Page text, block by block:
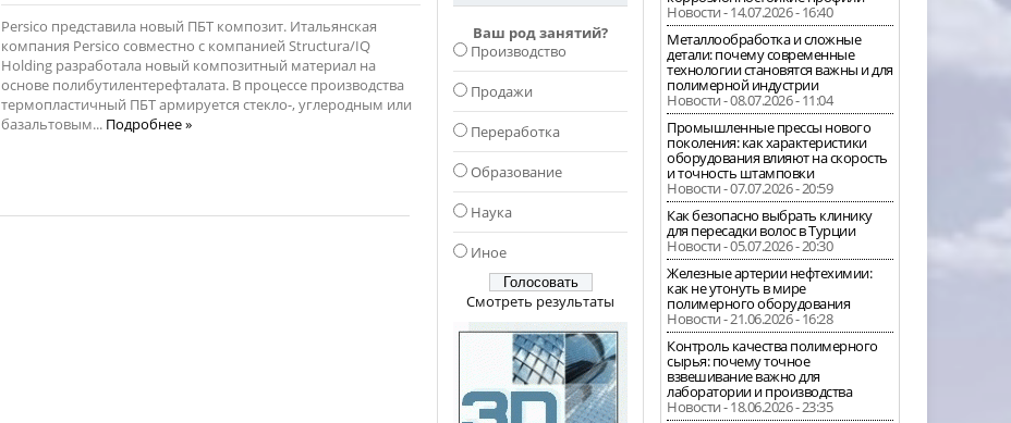
Persico представила новый ПБТ композит. Итальянская
компания Persico совместно с компанией Structura/IQ
Holding разработала новый композитный материал на
основе полибутилентерефталата. В процессе производства
термопластичный ПБТ армируется стекло-, углеродным или
базальтовым... Подробнее »
Ваш род занятий?
Производство
Продажи
Переработка
Образование
Наука
Иное
Смотреть результаты
Новости - 14.07.2026 - 16:40
Металлообработка и сложные
детали: почему современные
технологии становятся важны и для
полимерной индустрии
Новости - 08.07.2026 - 11:04
Промышленные прессы нового
поколения: как характеристики
оборудования влияют на скорость
и точность штамповки
Новости - 07.07.2026 - 20:59
Как безопасно выбрать клинику
для пересадки волос в Турции
Новости - 05.07.2026 - 20:30
Железные артерии нефтехимии:
как не утонуть в мире
полимерного оборудования
Новости - 21.06.2026 - 16:28
Контроль качества полимерного
сырья: почему точное
взвешивание важно для
лаборатории и производства
Новости - 18.06.2026 - 23:35